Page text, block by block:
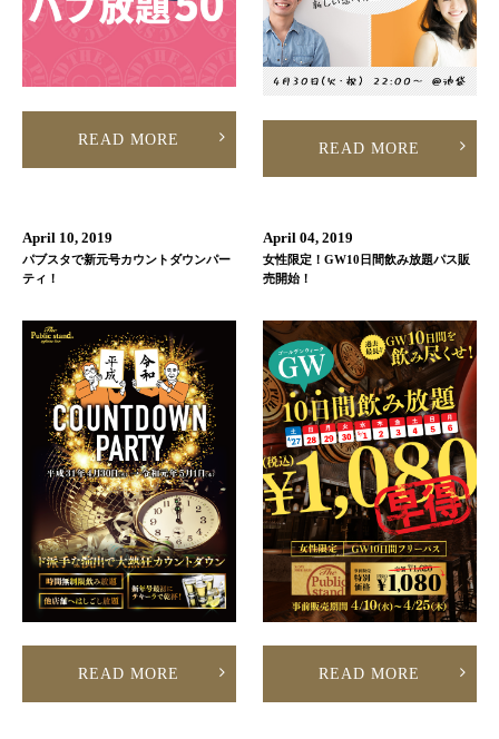
READ MORE
READ MORE
April 10, 2019
パブスタで新元号カウントダウンパー
ティ！
READ MORE
April 04, 2019
女性限定！GW10日間飲み放題パス販
売開始！
READ MORE